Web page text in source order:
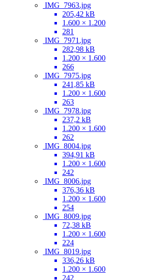
IMG_7963.jpg
205,42 kB
1.600 × 1.200
281
IMG_7971.jpg
282,98 kB
1.200 × 1.600
266
IMG_7975.jpg
241,85 kB
1.200 × 1.600
263
IMG_7978.jpg
237,2 kB
1.200 × 1.600
262
IMG_8004.jpg
394,91 kB
1.200 × 1.600
242
IMG_8006.jpg
376,36 kB
1.200 × 1.600
254
IMG_8009.jpg
72,38 kB
1.200 × 1.600
224
IMG_8019.jpg
336,26 kB
1.200 × 1.600
242